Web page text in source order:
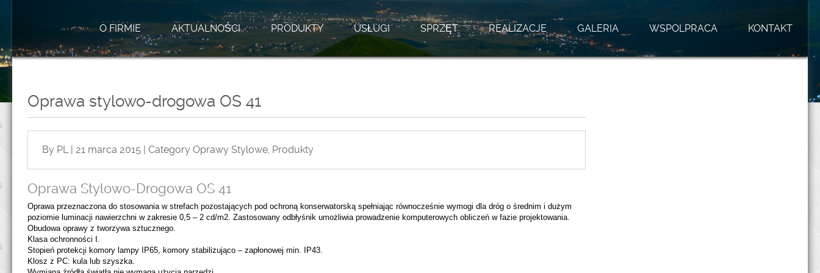
O FIRMIE AKTUALNOŚCI PRODUKTY USŁUGI SPRZĘT REALIZACJE GALERIA WSPOLPRACA KONTAKT
Oprawa stylowo-drogowa OS 41
By PL | 21 marca 2015 | Category Oprawy Stylowe, Produkty
Oprawa Stylowo-Drogowa OS 41
Oprawa przeznaczona do stosowania w strefach pozostających pod ochroną konserwatorską spełniając równocześnie wymogi dla dróg o średnim i dużym
poziomie luminacji nawierzchni w zakresie 0,5 – 2 cd/m2. Zastosowany odbłyśnik umożliwia prowadzenie komputerowych obliczeń w fazie projektowania.
Obudowa oprawy z tworzywa sztucznego.
Klasa ochronności I.
Stopień protekcji komory lampy IP65, komory stabilizująco – zapłonowej min. IP43.
Klosz z PC: kula lub szyszka.